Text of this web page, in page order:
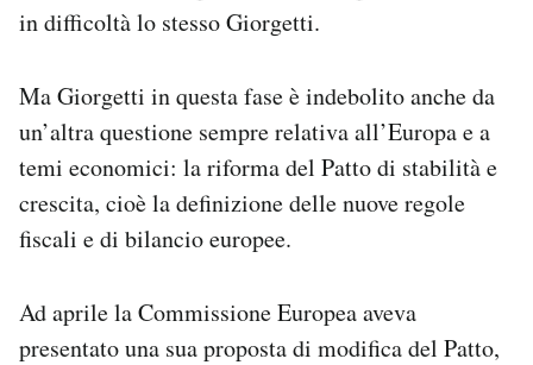
in difficoltà lo stesso Giorgetti.
Ma Giorgetti in questa fase è indebolito anche da
un’altra questione sempre relativa all’Europa e a
temi economici: la riforma del Patto di stabilità e
crescita, cioè la definizione delle nuove regole
fiscali e di bilancio europee.
Ad aprile la Commissione Europea aveva
presentato una sua proposta di modifica del Patto,